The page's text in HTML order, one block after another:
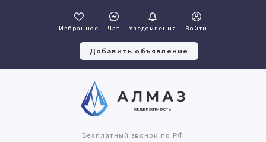
Избранное Чат Уведомления Войти
Добавить объявление
Бесплатный звонок по РФ